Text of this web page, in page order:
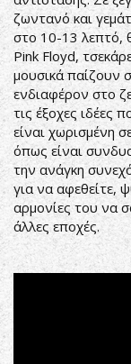
ζωντανό και
στο 10-13 λεπτό,
Pink Floyd,
μουσικά παίζουν
ενδιαφέρον στο
τις έξοχες ιδέες
είναι χωρισμένη
όπως είναι
την ανάγκη
για να αφεθείτε,
αρμονίες του να
άλλες εποχές.